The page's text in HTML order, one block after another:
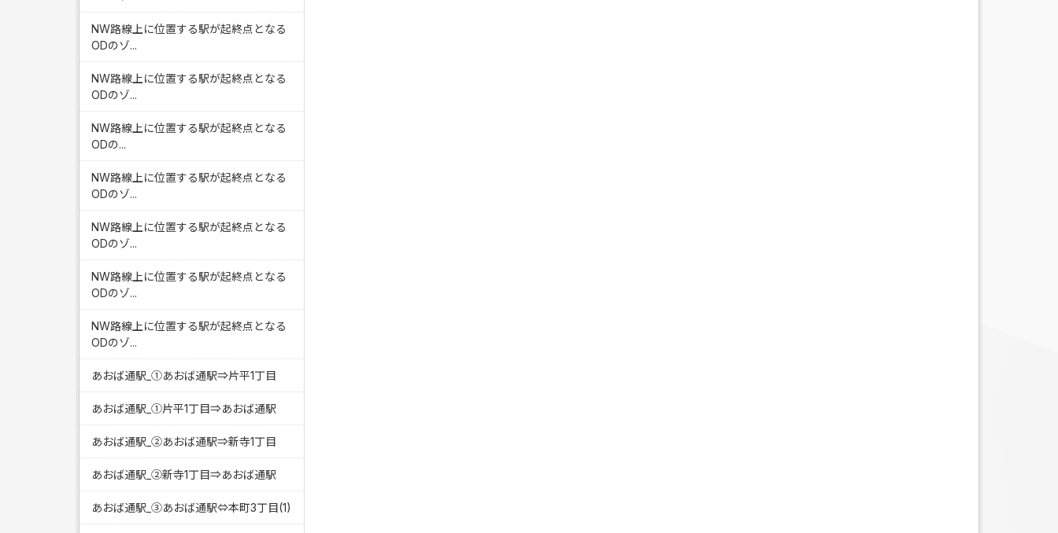
NW路線上に位置する駅が起終点となる
ODのゾ...
NW路線上に位置する駅が起終点となる
ODのゾ...
NW路線上に位置する駅が起終点となる
ODの...
NW路線上に位置する駅が起終点となる
ODのゾ...
NW路線上に位置する駅が起終点となる
ODのゾ...
NW路線上に位置する駅が起終点となる
ODのゾ...
NW路線上に位置する駅が起終点となる
ODのゾ...
あおば通駅_①あおば通駅⇒片平1丁目
あおば通駅_①片平1丁目⇒あおば通駅
あおば通駅_②あおば通駅⇒新寺1丁目
あおば通駅_②新寺1丁目⇒あおば通駅
あおば通駅_③あおば通駅⇔本町3丁目(1)